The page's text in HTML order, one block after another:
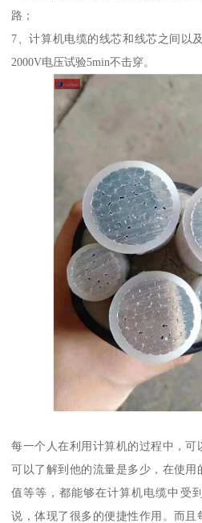
路；
7、计算机电缆的线芯和线芯之间以
2000V电压试验5min不击穿。
每一个人在利用计算机的过程中，
可以了解到他的流量是多少，在使
值等等，都能够在计算机电缆中受
说，体现了很多的便捷性作用。而